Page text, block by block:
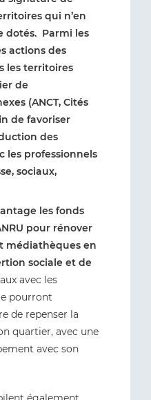
qui n’en
dotés. Parmi les
actions des
les territoires
de
(ANCT, Cités
de favoriser
des
les professionnels
sociaux,
les fonds
pour rénover
médiathèques en
sociale et de
avec les
pourront
de repenser la
quartier, avec une
avec son